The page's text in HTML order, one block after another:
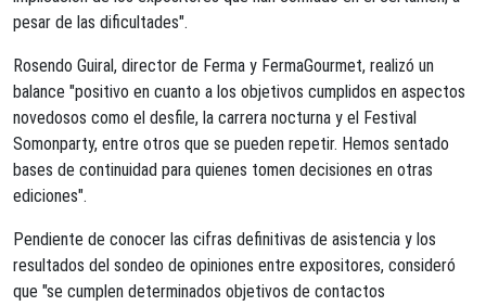
pesar de las dificultades".
Rosendo Guiral, director de Ferma y FermaGourmet, realizó un
balance "positivo en cuanto a los objetivos cumplidos en aspectos
novedosos como el desfile, la carrera nocturna y el Festival
Somonparty, entre otros que se pueden repetir. Hemos sentado
bases de continuidad para quienes tomen decisiones en otras
ediciones".
Pendiente de conocer las cifras definitivas de asistencia y los
resultados del sondeo de opiniones entre expositores, consideró
que "se cumplen determinados objetivos de contactos